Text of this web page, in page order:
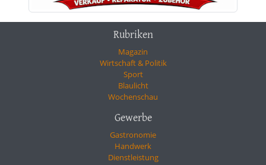
Rubriken
Magazin
Wirtschaft & Politik
Sport
Blaulicht
Wochenschau
Gewerbe
Gastronomie
Handwerk
Dienstleistung